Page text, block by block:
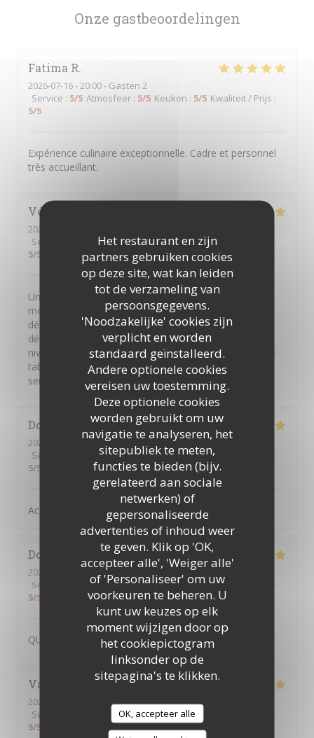
Het restaurant en zijn
partners gebruiken cookies
op deze site, wat kan leiden
tot de verzameling van
persoonsgegevens.
'Noodzakelijke' cookies zijn
verplicht en worden
standaard geïnstalleerd.
Andere optionele cookies
vereisen uw toestemming.
Deze optionele cookies
worden gebruikt om uw
navigatie te analyseren, het
sitepubliek te meten,
functies te bieden (bijv.
gerelateerd aan sociale
netwerken) of
gepersonaliseerde
advertenties of inhoud weer
te geven. Klik op 'OK,
accepteer alle', 'Weiger alle'
of 'Personaliseer' om uw
voorkeuren te beheren. U
kunt uw keuzes op elk
moment wijzigen door op
het cookiepictogram
linksonder op de
sitepagina's te klikken.
OK, accepteer alle
Onze gastbeoordelingen
Fatima R
2026-07-16- 20:00 - Gasten 2
Service : 5/5 Atmosfeer : 5/5 Keuken : 5/5 Kwaliteit / Prijs :
5/5
Expérience culinaire exceptionnelle. Cadre et personnel
très accueillant.
Véronique
2026-07-16
Service
Atmosfeer:4/5 Keuken:5 /5 Kwaliteit / Prijs
:
5/5
Une très belle expérience de grande cuisine à prix
modéré. Des présentations colorées qui incitent à la
dégustation. Une belle harmonie des gouts avec des
découvertes gustatives. Une grande gentillesse au
niveau du service et le plus du chef qui passe à chaque
table pour recueillir les avis. Une équipe investie au
service du client Bravo à tous
Dominique P
2026-07-09
- 12:30 - Gasten 4
Service
Atmosfeer:5/5 Keuken:5/5 Kwaliteit / Prijs
:
5/5
Accueil Qualité Variété
Dominique
2026-07-02
- 12:45 - Gasten 2
Service
Atmosfeer: 5/5 Keuken : 5/5 Kwaliteit / Prijs
:
5/5
QUALITE ET ACCUEIL
Valerie
2026-07-02
- 12:15 - Gasten 2
Service
Atmosfeer: 5/5 Keuken:5
:
5/5